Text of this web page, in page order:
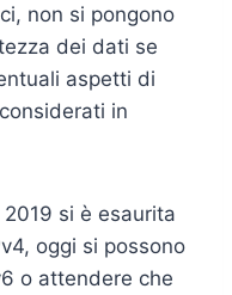
non si pongono
dei dati se
aspetti di
in
si è esaurita
oggi si possono
o attendere che